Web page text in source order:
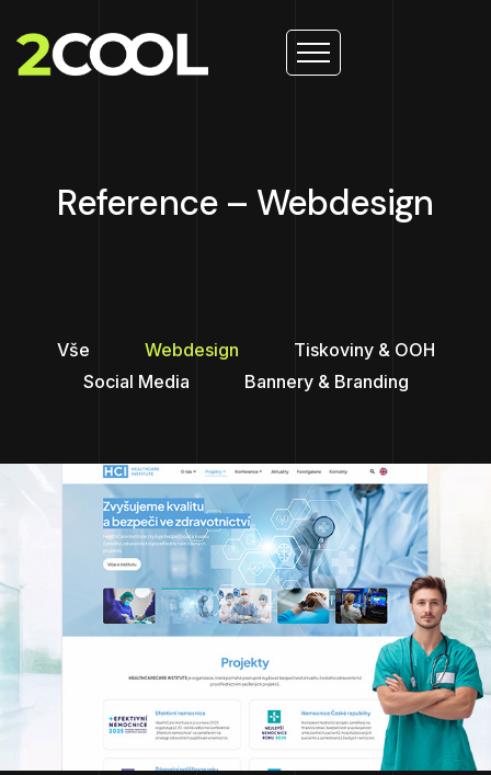
Reference – Webdesign
Vše Webdesign
Tiskoviny & OOH
Social Media
Bannery & Branding